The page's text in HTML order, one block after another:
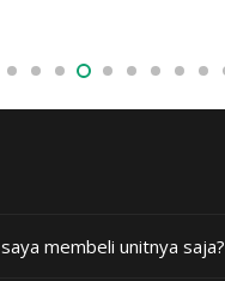
membeli unitnya saja?